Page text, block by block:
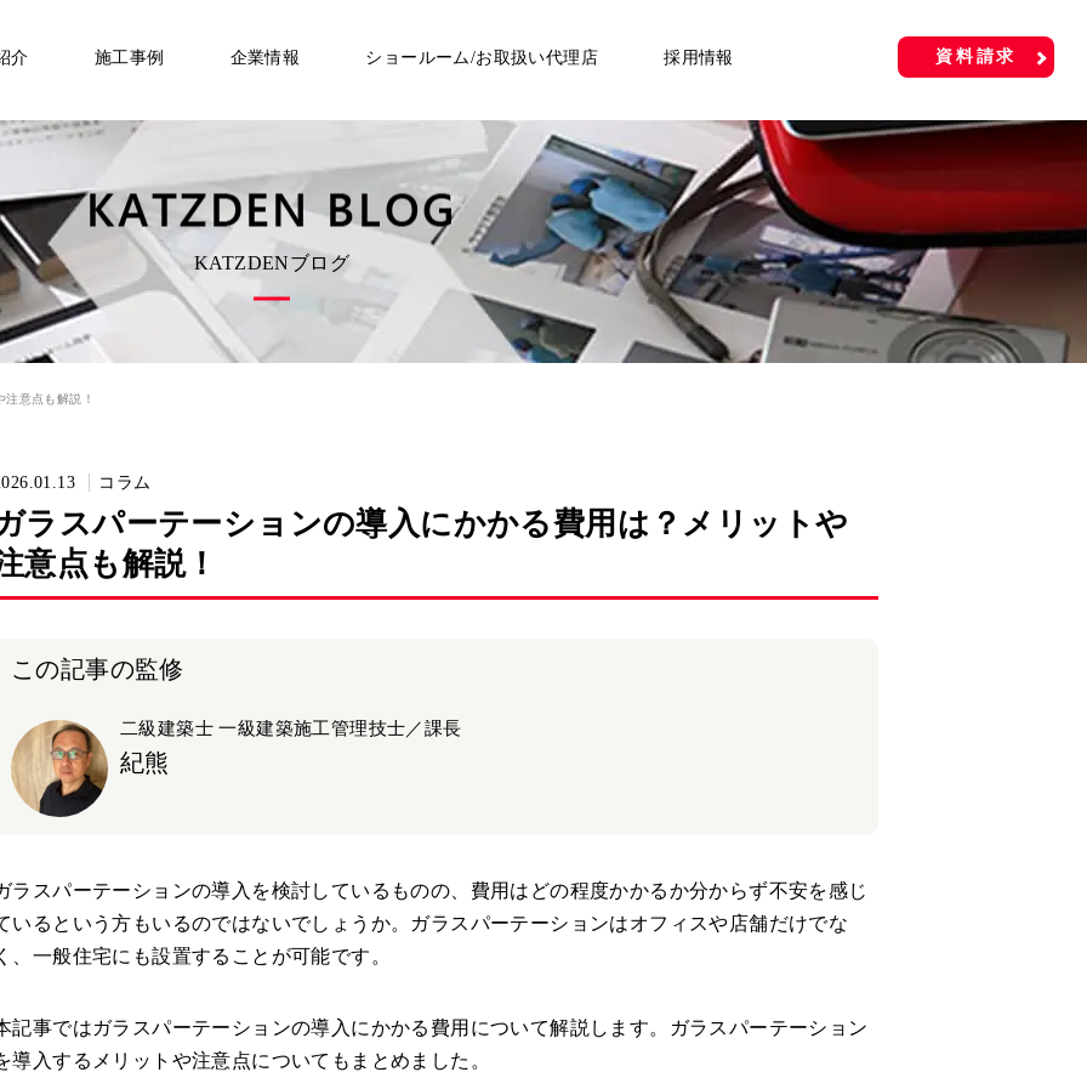
介 施工事例 企業情報 ショールーム/お取扱い代理店 採用情報 資料請求
KATZDENブログ
意点も解説！
コラム
ラスパーテーションの導入にかかる費用は？メリットや
意点も解説！
この記事の監修
二級建築士 一級建築施工管理技士／課長
紀熊
ラスパーテーションの導入を検討しているものの、費用はどの程度かかるか分からず不安を感じ
いるという方もいるのではないでしょうか。ガラスパーテーションはオフィスや店舗だけでな
、一般住宅にも設置することが可能です。
記事ではガラスパーテーションの導入にかかる費用について解説します。ガラスパーテーション
導入するメリットや注意点についてもまとめました。